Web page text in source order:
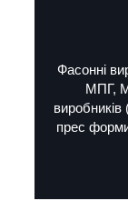
Фасонні
МПГ,
виробників
прес